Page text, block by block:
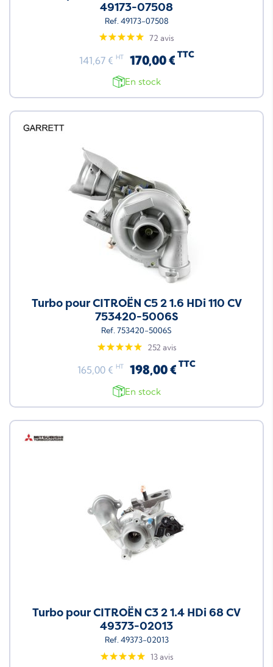
49173-07508
Ref. 49173-07508
72 avis
141,67 € HT 170,00 € TTC
En stock
Turbo pour CITROËN C5 2 1.6 HDi 110 CV
753420-5006S
Ref. 753420-5006S
252 avis
165,00 € HT 198,00 € TTC
En stock
Turbo pour CITROËN C3 2 1.4 HDi 68 CV
49373-02013
Ref. 49373-02013
13 avis